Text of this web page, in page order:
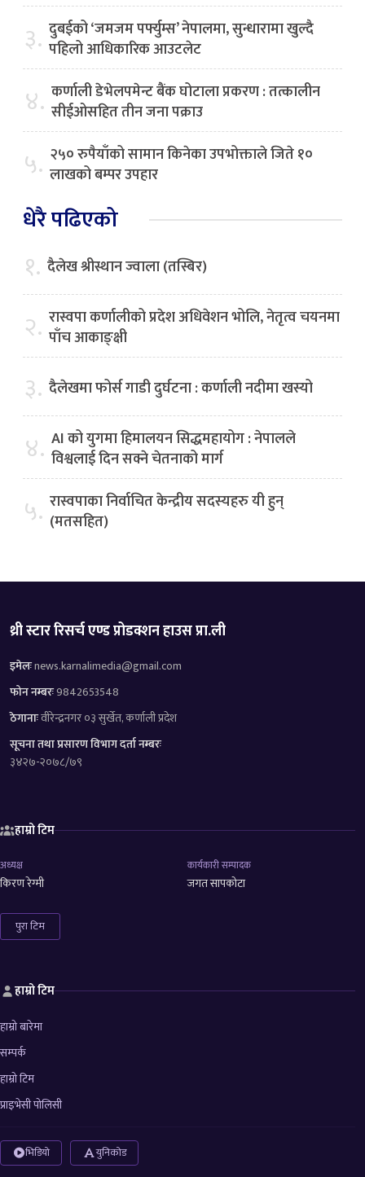
३. दुबईको ‘जमजम पर्फ्युम्स’ नेपालमा, सुन्धारामा खुल्दै
पहिलो आधिकारिक आउटलेट
४. कर्णाली डेभेलपमेन्ट बैंक घोटाला प्रकरण : तत्कालीन
सीईओसहित तीन जना पक्राउ
५. २५० रुपैयाँको सामान किनेका उपभोक्ताले जिते १०
लाखको बम्पर उपहार
धेरै पढिएको
१. दैलेख श्रीस्थान ज्वाला (तस्बिर)
२. रास्वपा कर्णालीको प्रदेश अधिवेशन भोलि, नेतृत्व चयनमा
पाँच आकाङ्क्षी
३. दैलेखमा फोर्स गाडी दुर्घटना : कर्णाली नदीमा खस्यो
४. AI को युगमा हिमालयन सिद्धमहायोग : नेपालले
विश्वलाई दिन सक्ने चेतनाको मार्ग
५. रास्वपाका निर्वाचित केन्द्रीय सदस्यहरु यी हुन्
(मतसहित)
थ्री स्टार रिसर्च एण्ड प्रोडक्शन हाउस प्रा.ली
इमेलःnews.karnalimedia@gmail.com
फोन नम्बरः9842653548
ठेगानाःवीरेन्द्रनगर ०३ सुर्खेत, कर्णाली प्रदेश
सूचना तथा प्रसारण विभाग दर्ता नम्बरः
३४२७-२०७८/७९
हाम्रो टिम
अध्यक्ष
किरण रेग्मी
कार्यकारी सम्पादक
जगत सापकोटा
पुरा टिम
हाम्रो टिम
हाम्रो बारेमा
सम्पर्क
हाम्रो टिम
प्राइभेसी पोलिसी
भिडियो युनिकोड